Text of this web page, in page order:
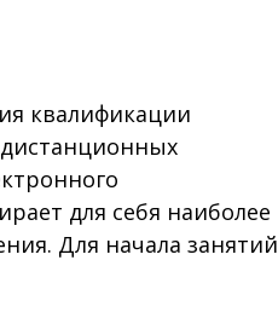
квалификации
для себя наиболее
Для начала занятий